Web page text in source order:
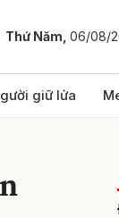
Thứ Năm, 06/08/
giữ lửa